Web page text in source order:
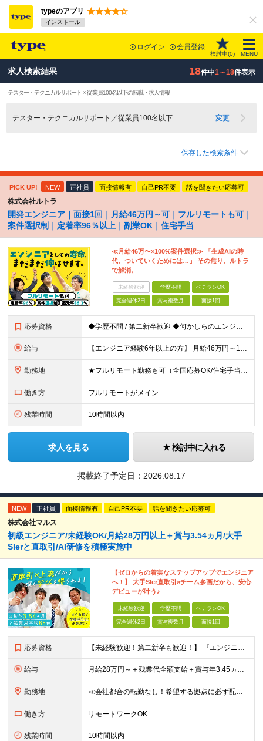
typeのアプリ
インストール
ログイン 会員登録
検討中(0) MENU
求人検索結果 18件中1～18件表示
テスター・テクニカルサポート × 従業員100名以下の転職・求人情報
テスター・テクニカルサポート／従業員100名以下 変更
保存した検索条件
PICK UP! NEW 正社員 面接情報有 自己PR不要 話を聞きたい応募可
株式会社ルトラ
開発エンジニア｜面接1回｜月給46万円～可｜フルリモートも可｜
案件選択制｜定着率96％以上｜副業OK｜住宅手当
≪月給46万〜×100%案件選択≫ 「生成AIの時
代、ついていくためには…」 その焦り、ルトラ
で解消。
未経験歓迎 学歴不問 ベテランOK
完全週休2日 賞与複数月 面接1回
応募資格 ◆学歴不問 / 第二新卒歓迎 ◆何かしらのエンジニア経験をお持ちの方 （言語・期間・フェーズ不問） 経験浅めの方も遠慮なくご応募ください！ ■入社前Q＆A ────── ◎実力に見合った報酬が手に
給与 【エンジニア経験6年以上の方】 月給46万円～100万円（固定残業代含む） ※上記月給には月30時間分の固定残業代（月8万7,400円～月19万円）を含む。超過分は全額支給。 【エンジニア経験4年以
勤務地 ★フルリモート勤務も可（全国応募OK/住宅手当を支給します） ※案件によって常駐が必要になる場合があります。 ※希望がない限り、転勤はありません ※U・Iターン歓迎 ★ルトラの社員は全国各地で活躍中
働き方 フルリモートがメイン
残業時間 10時間以内
求人を見る 検討中に入れる
掲載終了予定日： 2026.08.17
NEW 正社員 面接情報有 自己PR不要 話を聞きたい応募可
株式会社マルス
初級エンジニア/未経験OK/月給28万円以上＋賞与3.54ヵ月/大手
SIerと直取引/AI研修を積極実施中
【ゼロからの着実なステップアップでエンジニア
へ！】 大手SIer直取引×チーム参画だから、安心
デビューが叶う♪
未経験歓迎 学歴不問 ベテランOK
完全週休2日 賞与複数月 面接1回
応募資格 【未経験歓迎！第二新卒も歓迎！】 『エンジニアになりたい』意欲があれば歓迎です！ 以下のような方も尚歓迎です！ ・学生時代に情報系の学部で学んでいた方 ・ITスクールや独学でプログラミングを学んだこ
給与 月給28万円～＋残業代全額支給＋賞与年3.45ヵ月(東京) 月給25万円～＋残業代全額支給＋賞与年3.45ヵ月(新潟・長岡) 入社時想定年収： 392万円～ (東京) 350万円～ (新潟・長岡)
勤務地 ≪会社都合の転勤なし！希望する拠点に必ず配属します。新潟Uターン・Iターン大歓迎！≫ 首都圏(東京、神奈川、千葉、埼玉)または新潟市、長岡市周辺のお客様先または各拠点での勤務となります。 ■東京支社
働き方 リモートワークOK
残業時間 10時間以内